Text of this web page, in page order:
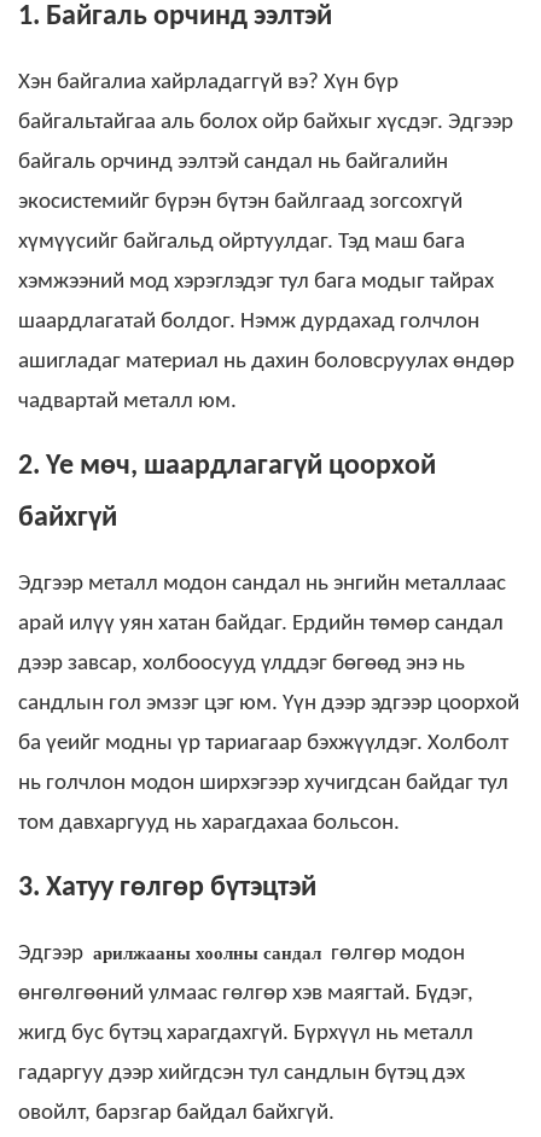
1. Байгаль орчинд ээлтэй
Хэн байгалиа хайрладаггүй вэ? Хүн бүр
байгальтайгаа аль болох ойр байхыг хүсдэг. Эдгээр
байгаль орчинд ээлтэй сандал нь байгалийн
экосистемийг бүрэн бүтэн байлгаад зогсохгүй
хүмүүсийг байгальд ойртуулдаг. Тэд маш бага
хэмжээний мод хэрэглэдэг тул бага модыг тайрах
шаардлагатай болдог. Нэмж дурдахад голчлон
ашигладаг материал нь дахин боловсруулах өндөр
чадвартай металл юм.
2. Үе мөч, шаардлагагүй цоорхой
байхгүй
Эдгээр металл модон сандал нь энгийн металлаас
арай илүү уян хатан байдаг. Ердийн төмөр сандал
дээр завсар, холбоосууд үлддэг бөгөөд энэ нь
сандлын гол эмзэг цэг юм. Үүн дээр эдгээр цоорхой
ба үеийг модны үр тариагаар бэхжүүлдэг. Холболт
нь голчлон модон ширхэгээр хучигдсан байдаг тул
том давхаргууд нь харагдахаа больсон.
3. Хатуу гөлгөр бүтэцтэй
Эдгээр арилжааны хоолны сандал гөлгөр модон
өнгөлгөөний улмаас гөлгөр хэв маягтай. Бүдэг,
жигд бус бүтэц харагдахгүй. Бүрхүүл нь металл
гадаргуу дээр хийгдсэн тул сандлын бүтэц дэх
овойлт, барзгар байдал байхгүй.